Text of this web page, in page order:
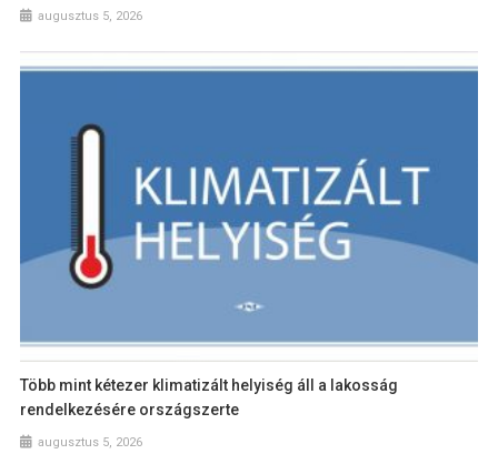
augusztus 5, 2026
Több mint kétezer klimatizált helyiség áll a lakosság
rendelkezésére országszerte
augusztus 5, 2026